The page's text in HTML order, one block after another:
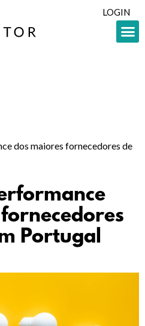
LOGIN
dos maiores fornecedores de
Portugal